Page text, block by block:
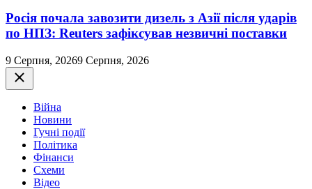
Росія почала завозити дизель з Азії після ударів
по НПЗ: Reuters зафіксував незвичні поставки
9 Серпня, 20269 Серпня, 2026
Закрити
Війна
Новини
Гучні події
Політика
Фінанси
Схеми
Відео